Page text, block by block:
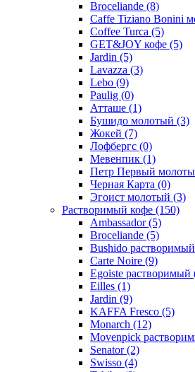
Broceliande (8)
Caffe Tiziano Bonini
Coffee Turca (5)
GET&JOY кофе (5)
Jardin (5)
Lavazza (3)
Lebo (9)
Paulig (0)
Атташе (1)
Бушидо молотый (3)
Жокей (7)
Лофбергс (0)
Мевенпик (1)
Петр Первый
Черная Карта (0)
Эгоист молотый (3)
Растворимый кофе (150)
Ambassador(5)
Broceliande (5)
Bushido растворимый
Carte Noire (9)
Egoiste растворимый
Eilles (1)
Jardin (9)
KAFFA Fresco (5)
Monarch (12)
Movenpick
Senator(2)
Swisso (4)